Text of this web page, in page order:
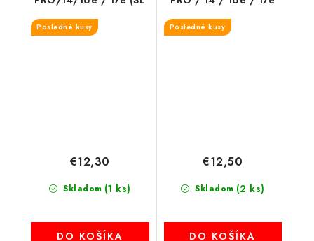
4 2025) Bestsuit
Flexible čierny okraj
Posledné kusy
Skladom (1 ks)
€12,30
DO KOŠÍKA
(SE 4 2025) 5D čierny
okraj
Posledné kusy
Skladom (2 ks)
€12,50
DO KOŠÍKA